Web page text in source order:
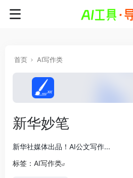
首页 AI写作类
新华妙笔
新华社媒体出品！AI公文写作...
标签： AI写作类